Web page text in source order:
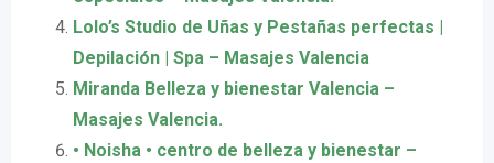
Lolo’s Studio de Uñas y Pestañas perfectas |
Depilación | Spa – Masajes Valencia
Miranda Belleza y bienestar Valencia –
Masajes Valencia.
• Noisha • centro de belleza y bienestar –